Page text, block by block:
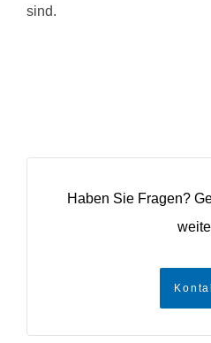
sind.
Haben Sie Fragen?